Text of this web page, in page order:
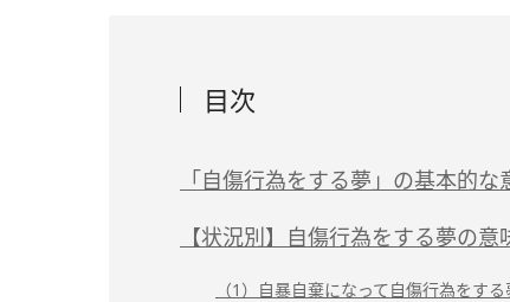
目次
「自傷行為をする夢」の基本的な
【状況別】自傷行為をする夢の意
（1）自暴自棄になって自傷行為をす